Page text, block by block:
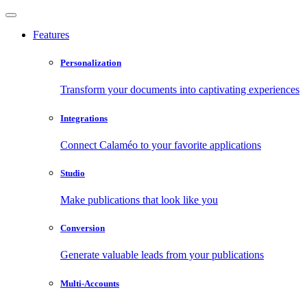
Features
Personalization
Transform your documents into captivating experiences
Integrations
Connect Calaméo to your favorite applications
Studio
Make publications that look like you
Conversion
Generate valuable leads from your publications
Multi-Accounts